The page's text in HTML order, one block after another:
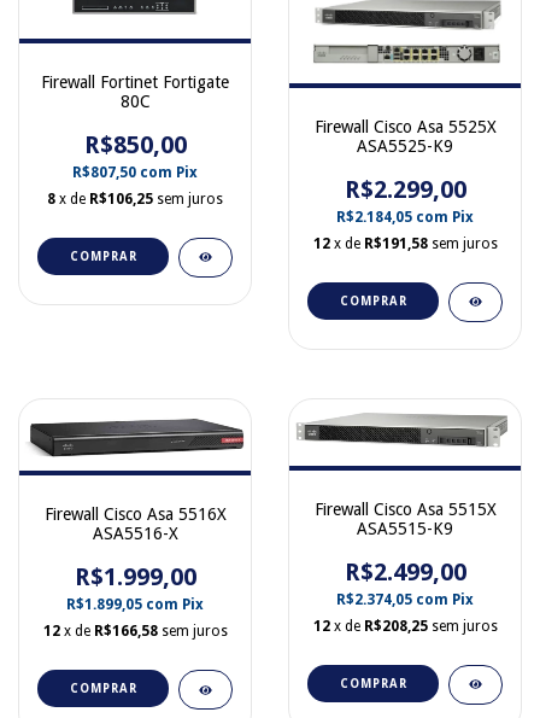
Firewall Fortinet Fortigate
80C
R$850,00
R$807,50 com Pix
8 x de R$106,25 sem juros
COMPRAR
Firewall Cisco Asa 5525X
ASA5525-K9
R$2.299,00
R$2.184,05 com Pix
12 x de R$191,58 sem juros
COMPRAR
Firewall Cisco Asa 5516X
ASA5516-X
R$1.999,00
R$1.899,05 com Pix
12 x de R$166,58 sem juros
COMPRAR
Firewall Cisco Asa 5515X
ASA5515-K9
R$2.499,00
R$2.374,05 com Pix
12 x de R$208,25 sem juros
COMPRAR